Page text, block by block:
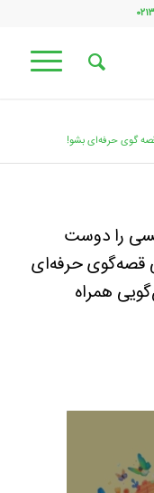
گوی حرفه‌ای بشو!
را دوست
قصه‌گوی حرفه‌ای
همراه